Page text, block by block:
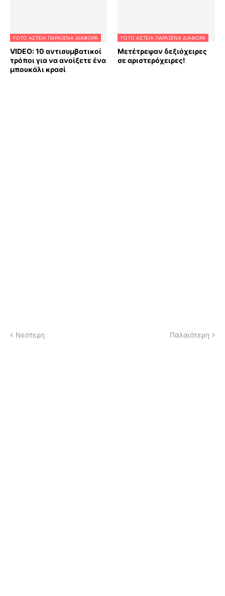
FOTO ΑΣΤΕΙΑ ΠΑΡΑΞΕΝΑ ΔΙΑΦΟΡΑ
VIDEO: 10 αντισυμβατικοί
τρόποι για να ανοίξετε ένα
μπουκάλι κρασί
FOTO ΑΣΤΕΙΑ ΠΑΡΑΞΕΝΑ ΔΙΑΦΟΡΑ
Μετέτρεψαν δεξιόχειρες
σε αριστερόχειρες!
Νεότερη Παλαιότερη